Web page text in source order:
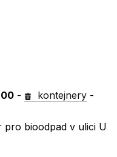
- kontejnery -
pro bioodpad v ulici U